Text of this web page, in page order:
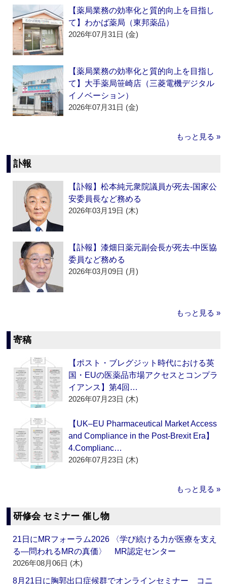
【薬局業務の効率化と質的向上を目指し
て】わかば薬局（東邦薬品）
2026年07月31日 (金)
【薬局業務の効率化と質的向上を目指し
て】大手薬局笹崎店（三菱電機デジタル
イノベーション）
2026年07月31日 (金)
もっと見る »
訃報
【訃報】松本純元衆院議員が死去‐国家公
安委員長など務める
2026年03月19日 (木)
【訃報】漆畑日薬元副会長が死去‐中医協
委員など務める
2026年03月09日 (月)
もっと見る »
寄稿
【ポスト・ブレグジット時代における英
国・EUの医薬品市場アクセスとコンプラ
イアンス】第4回…
2026年07月23日 (木)
【UK–EU Pharmaceutical Market Access
and Compliance in the Post-Brexit Era】
4.Complianc…
2026年07月23日 (木)
もっと見る »
研修会 セミナー 催し物
21日にMRフォーラム2026 〈学び続ける力が医療を支え
る―問われるMRの真価〉 MR認定センター
2026年08月06日 (木)
8月21日に胸郭出口症候群でオンラインセミナー コニ